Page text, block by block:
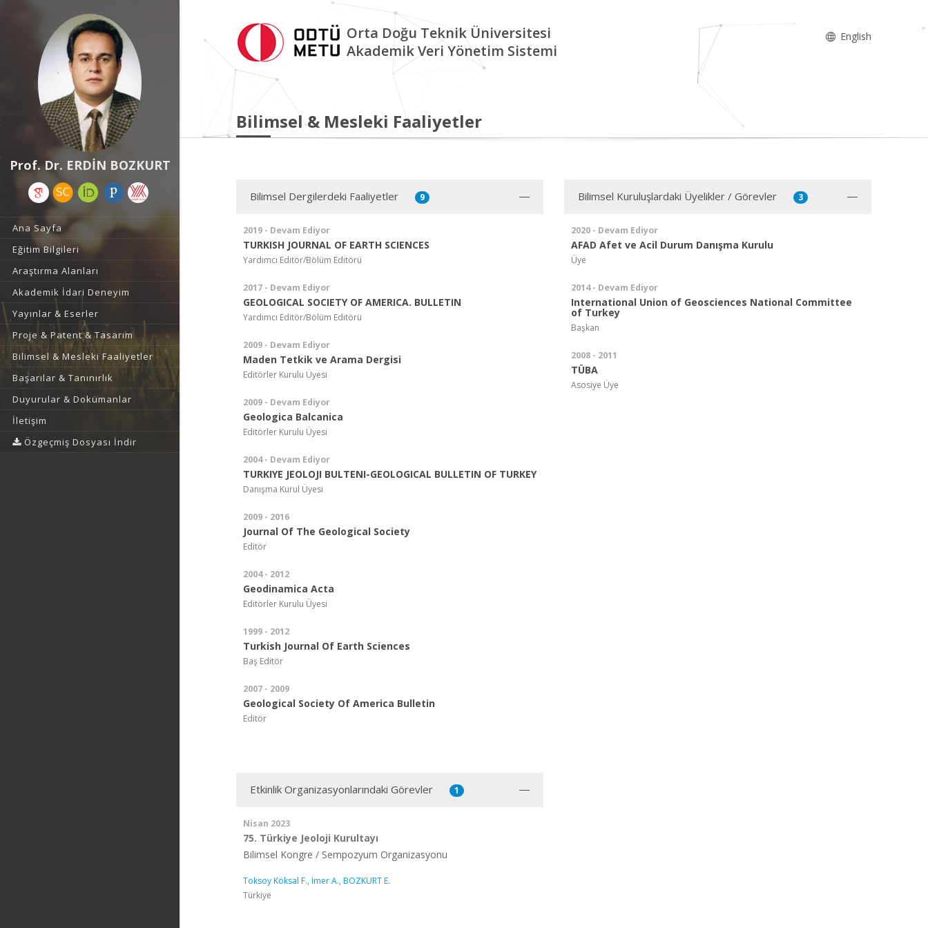
Prof. Dr. ERDİN BOZKURT
Ana Sayfa
Eğitim Bilgileri
Araştırma Alanları
Akademik İdari Deneyim
Yayınlar & Eserler
Proje & Patent & Tasarım
Bilimsel & Mesleki Faaliyetler
Başarılar & Tanınırlık
Duyurular & Dokümanlar
İletişim
Özgeçmiş Dosyası İndir
Orta Doğu Teknik Üniversitesi
Akademik Veri Yönetim Sistemi
English
Bilimsel & Mesleki Faaliyetler
Bilimsel Dergilerdeki Faaliyetler 9
2019 - Devam Ediyor
TURKISH JOURNAL OF EARTH SCIENCES
Yardımcı Editör/Bölüm Editörü
2017 - Devam Ediyor
GEOLOGICAL SOCIETY OF AMERICA. BULLETIN
Yardımcı Editör/Bölüm Editörü
2009 - Devam Ediyor
Maden Tetkik ve Arama Dergisi
Editörler Kurulu Üyesi
2009 - Devam Ediyor
Geologica Balcanica
Editörler Kurulu Üyesi
2004 - Devam Ediyor
TURKIYE JEOLOJI BULTENI-GEOLOGICAL BULLETIN OF TURKEY
Danışma Kurul Üyesi
2009 - 2016
Journal Of The Geological Society
Editör
2004 - 2012
Geodinamica Acta
Editörler Kurulu Üyesi
1999 - 2012
Turkish Journal Of Earth Sciences
Baş Editör
2007 - 2009
Geological Society Of America Bulletin
Editör
Bilimsel Kuruluşlardaki Üyelikler / Görevler 3
2020 - Devam Ediyor
AFAD Afet ve Acil Durum Danışma Kurulu
Üye
2014 - Devam Ediyor
International Union of Geosciences National Committee
of Turkey
Başkan
2008 - 2011
TÜBA
Asosiye Üye
Etkinlik Organizasyonlarındaki Görevler 1
Nisan 2023
75. Türkiye Jeoloji Kurultayı
Bilimsel Kongre / Sempozyum Organizasyonu
Toksoy Köksal F., İmer A., BOZKURT E.
Türkiye